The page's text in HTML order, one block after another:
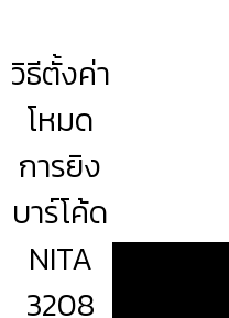
วิธีตั้งค่า
โหมด
การยิง
บาร์โค้ด
NITA
3208